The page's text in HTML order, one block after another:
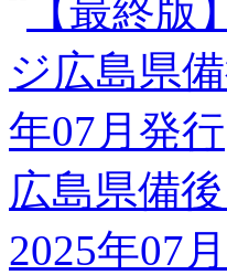
広島県備
2025年07